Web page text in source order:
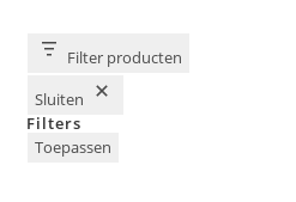
Filter producten
Sluiten
Filters
Toepassen